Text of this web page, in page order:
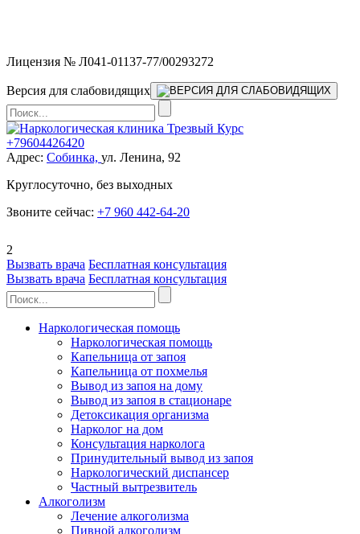
Лицензия № Л041-01137-77/00293272
Версия для слабовидящих
+79604426420
Адрес: Собинка, ул. Ленина, 92
Круглосуточно, без выходных
Звоните сейчас: +7 960 442-64-20
2
Вызвать врача Бесплатная консультация
Вызвать врача Бесплатная консультация
Наркологическая помощь
Наркологическая помощь
Капельница от запоя
Капельница от похмелья
Вывод из запоя на дому
Вывод из запоя в стационаре
Детоксикация организма
Нарколог на дом
Консультация нарколога
Принудительный вывод из запоя
Наркологический диспансер
Частный вытрезвитель
Алкоголизм
Лечение алкоголизма
Пивной алкоголизм